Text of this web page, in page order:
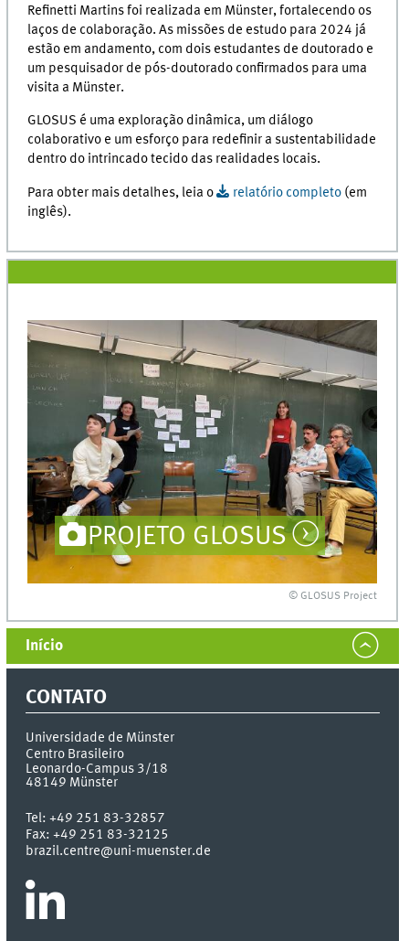
Refinetti Martins foi realizada em Münster, fortalecendo os
laços de colaboração. As missões de estudo para 2024 já
estão em andamento, com dois estudantes de doutorado e
um pesquisador de pós-doutorado confirmados para uma
visita a Münster.
GLOSUS é uma exploração dinâmica, um diálogo
colaborativo e um esforço para redefinir a sustentabilidade
dentro do intrincado tecido das realidades locais.
Para obter mais detalhes, leia o relatório completo (em
inglês).
PROJETO GLOSUS
© GLOSUS Project
Início
CONTATO
Universidade de Münster
Centro Brasileiro
Leonardo-Campus 3/18
48149 Münster
Tel:+49 251 83-32857
Fax:+49 251 83-32125
brazil.centre@uni-muenster.de